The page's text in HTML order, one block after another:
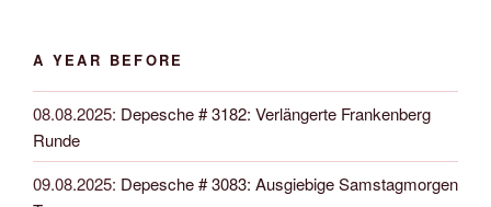
A YEAR BEFORE
08.08.2025: Depesche # 3182: Verlängerte Frankenberg
Runde
09.08.2025: Depesche # 3083: Ausgiebige Samstagmorgen